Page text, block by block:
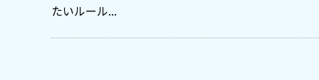
たいルール...